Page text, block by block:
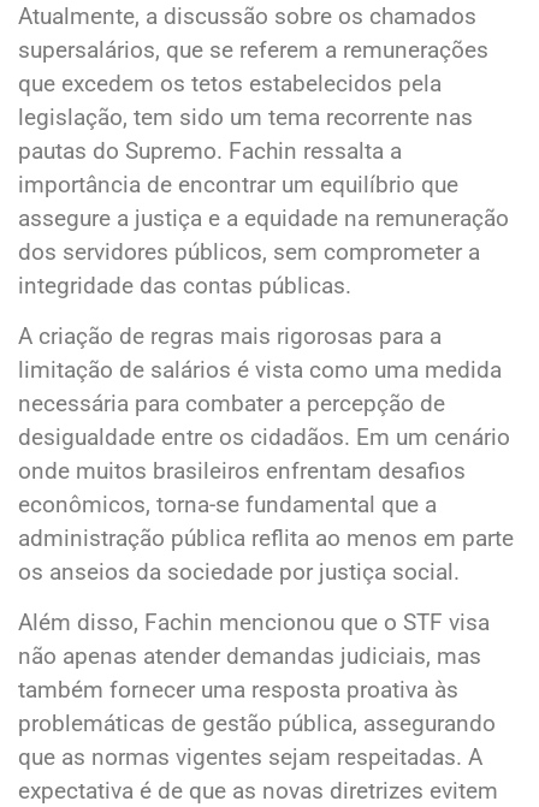
Atualmente, a discussão sobre os chamados
supersalários, que se referem a remunerações
que excedem os tetos estabelecidos pela
legislação, tem sido um tema recorrente nas
pautas do Supremo. Fachin ressalta a
importância de encontrar um equilíbrio que
assegure a justiça e a equidade na remuneração
dos servidores públicos, sem comprometer a
integridade das contas públicas.
A criação de regras mais rigorosas para a
limitação de salários é vista como uma medida
necessária para combater a percepção de
desigualdade entre os cidadãos. Em um cenário
onde muitos brasileiros enfrentam desafios
econômicos, torna-se fundamental que a
administração pública reflita ao menos em parte
os anseios da sociedade por justiça social.
Além disso, Fachin mencionou que o STF visa
não apenas atender demandas judiciais, mas
também fornecer uma resposta proativa às
problemáticas de gestão pública, assegurando
que as normas vigentes sejam respeitadas. A
expectativa é de que as novas diretrizes evitem